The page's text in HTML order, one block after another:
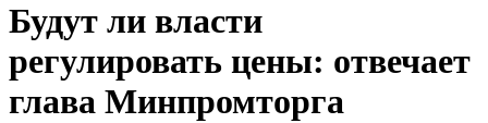
Будут ли власти
регулировать цены: отвечает
глава Минпромторга